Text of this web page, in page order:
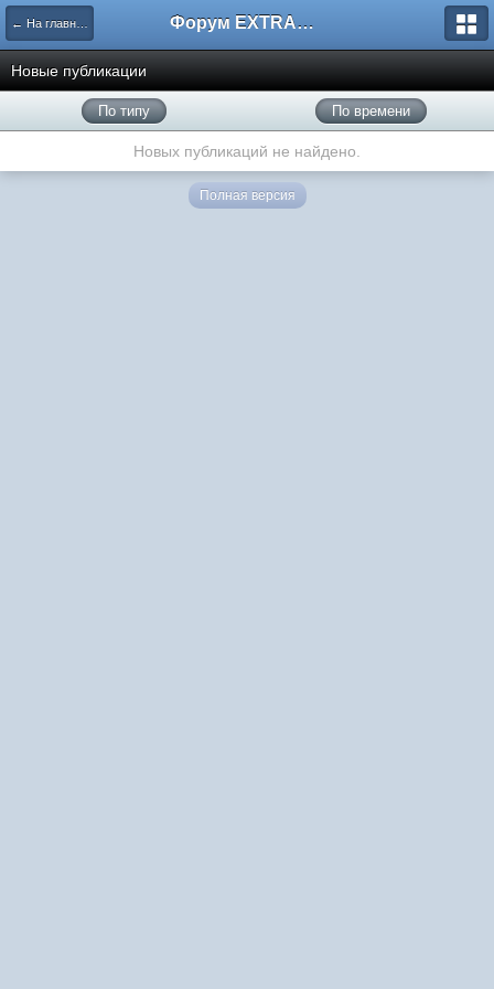
← На главную Форум EXTRACTOR.ru
Новые публикации
По типу По времени
Новых публикаций не найдено.
Полная версия